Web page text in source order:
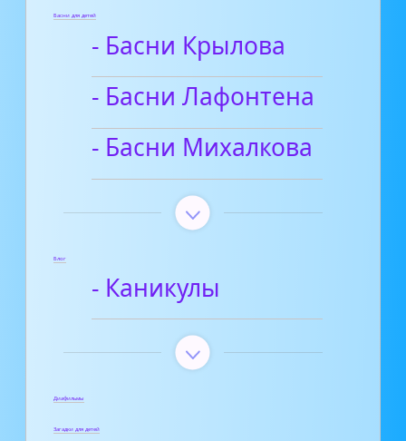
Басни для детей
- Басни Крылова
- Басни Лафонтена
- Басни Михалкова
Блог
- Каникулы
Диафильмы
Загадки для детей